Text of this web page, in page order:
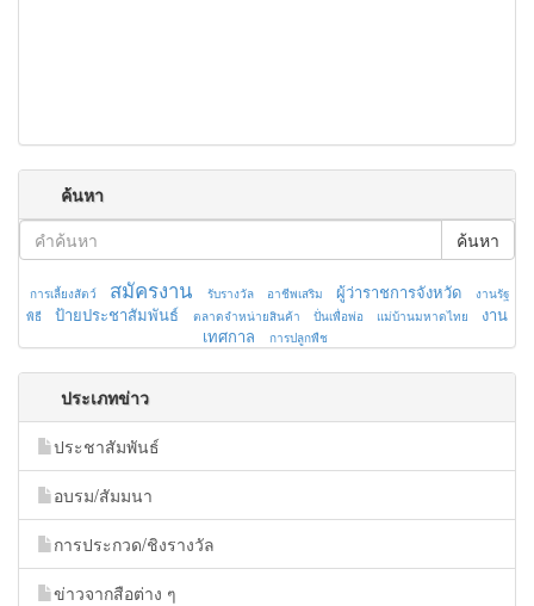
ค้นหา
ค้นหา
การเลี้ยงสัตว์ สมัครงาน รับรางวัล อาชีพเสริม ผู้ว่าราชการจังหวัด
งานรัฐ
พิธี
ป้ายประชาสัมพันธ์ ตลาดจำหน่ายสินค้า ปั่นเพื่อพ่อ แม่บ้านมหาดไทย
งาน
เทศกาล
การปลูกพืช
ประเภทข่าว
ประชาสัมพันธ์
อบรม/สัมมนา
การประกวด/ชิงรางวัล
ข่าวจากสือต่าง ๆ